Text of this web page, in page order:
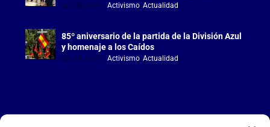
Jul 18, 2026 |Activismo,Actualidad
85º aniversario de la partida de la División Azul
y homenaje a los Caídos
Jul 15, 2026 |Activismo,Actualidad